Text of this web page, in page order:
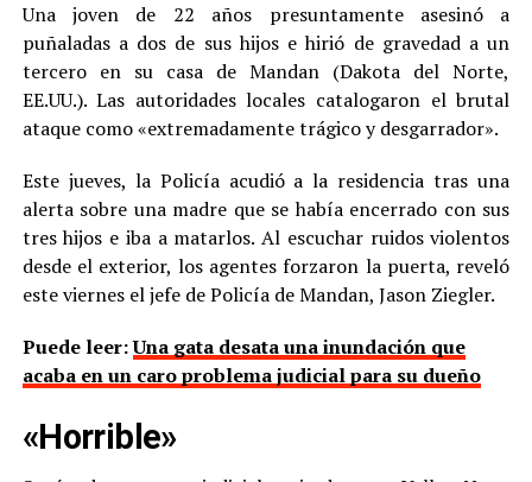
Una joven de 22 años presuntamente asesinó a
puñaladas a dos de sus hijos e hirió de gravedad a un
tercero en su casa de Mandan (Dakota del Norte,
EE.UU.). Las autoridades locales catalogaron el brutal
ataque como «extremadamente trágico y desgarrador».
Este jueves, la Policía acudió a la residencia tras una
alerta sobre una madre que se había encerrado con sus
tres hijos e iba a matarlos. Al escuchar ruidos violentos
desde el exterior, los agentes forzaron la puerta, reveló
este viernes el jefe de Policía de Mandan, Jason Ziegler.
Puede leer:Una gata desata una inundación que
acaba en un caro problema judicial para su dueño
«Horrible»